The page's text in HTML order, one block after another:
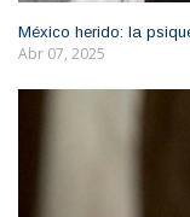
México herido: la
Abr 07, 2025